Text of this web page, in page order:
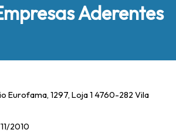
Aderentes
Eurofama, 1297, Loja 1 4760-282 Vila
2010